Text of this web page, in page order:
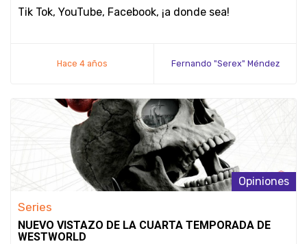
Tik Tok, YouTube, Facebook, ¡a donde sea!
Hace 4 años Fernando "Serex" Méndez
Opiniones
Series
NUEVO VISTAZO DE LA CUARTA TEMPORADA DE
WESTWORLD